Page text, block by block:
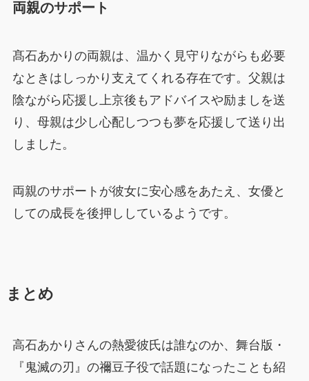
両親のサポート
髙石あかりの両親は、温かく見守りながらも必要
なときはしっかり支えてくれる存在です。父親は
陰ながら応援し上京後もアドバイスや励ましを送
り、母親は少し心配しつつも夢を応援して送り出
しました。
両親のサポートが彼女に安心感をあたえ、女優と
しての成長を後押ししているようです。
まとめ
高石あかりさんの熱愛彼氏は誰なのか、舞台版・
『鬼滅の刃』の禰豆子役で話題になったことも紹